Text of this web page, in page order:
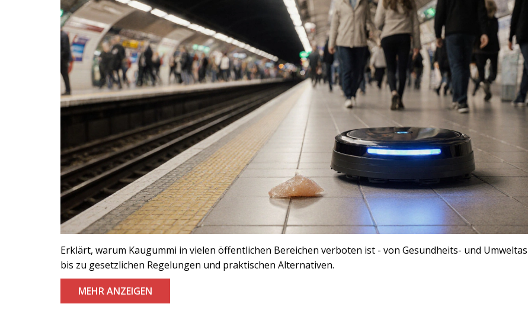
Erklärt, warum Kaugummi in vielen öffentlichen Bereichen verboten ist - von Gesundheits- und
bis zu gesetzlichen Regelungen und praktischen Alternativen.
MEHR ANZEIGEN